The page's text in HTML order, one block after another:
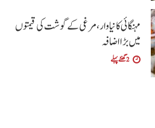
مہنگائی کا نیا وار، مرغی کے گوشت کی قیمتوں
میں بڑا اضافہ
2 گھنٹے پہلے